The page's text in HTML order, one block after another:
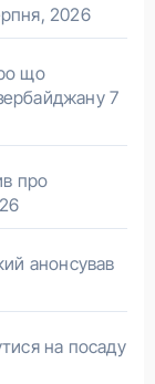
2026
що
7
про
анонсував
на посаду